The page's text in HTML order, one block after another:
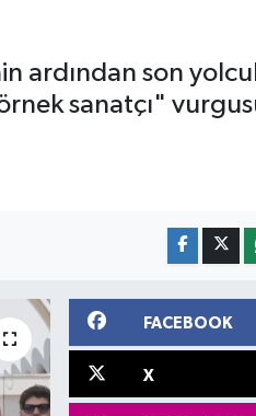
ardından son
sanatçı"
FACEBOOK
X